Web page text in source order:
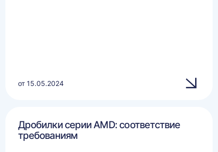
от 15.05.2024
Дробилки серии AMD: соответствие
требованиям